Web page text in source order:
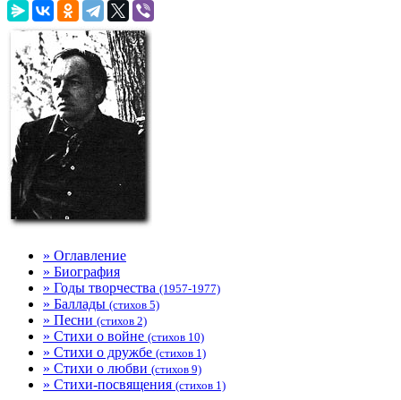
» Оглавление
» Биография
» Годы творчества (1957-1977)
» Баллады (стихов 5)
» Песни (стихов 2)
» Стихи о войне (стихов 10)
» Стихи о дружбе (стихов 1)
» Стихи о любви (стихов 9)
» Стихи-посвящения (стихов 1)